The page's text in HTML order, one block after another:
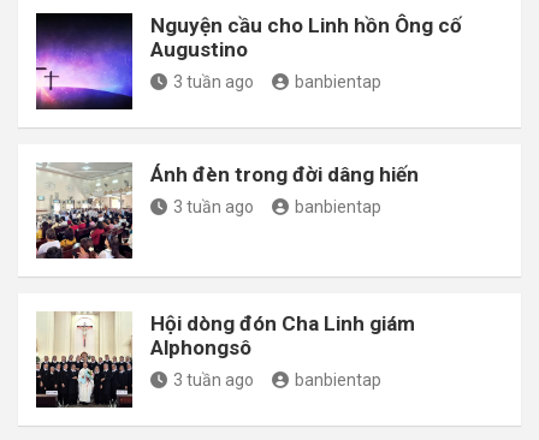
Nguyện cầu cho Linh hồn Ông cố
Augustino
3 tuần ago banbientap
Ánh đèn trong đời dâng hiến
3 tuần ago banbientap
Hội dòng đón Cha Linh giám
Alphongsô
3 tuần ago banbientap